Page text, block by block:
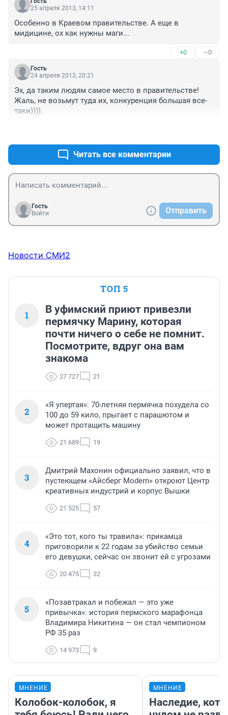
25 апреля 2013, 14:11
Особенно в Краевом правительстве. А еще в
мидицине, ох как нужны маги...
+0 –0
Гость
24 апреля 2013, 20:21
Эх, да таким людям самое место в правительстве!
Жаль, не возьмут туда их, конкуренция большая все-
таки)))).
Читать все комментарии
Гость
Войти
Отправить
Новости СМИ2
ТОП 5
1
В уфимский приют привезли
пермячку Марину, которая
почти ничего о себе не помнит.
Посмотрите, вдруг она вам
знакома
27 727 21
2
«Я упертая»: 70-летняя пермячка похудела со
100 до 59 кило, прыгает с парашютом и
может протащить машину
21 689 19
3
Дмитрий Махонин официально заявил, что в
пустеющем «Айсберг Modern» откроют Центр
креативных индустрий и корпус Вышки
21 525 57
4
«Это тот, кого ты травила»: прикамца
приговорили к 22 годам за убийство семьи
его девушки, сейчас он звонит ей с угрозами
20 475 32
5
«Позавтракал и побежал — это уже
привычка»: история пермского марафонца
Владимира Никитина — он стал чемпионом
РФ 35 раз
14 973 9
МНЕНИЕ
Колобок-колобок, я
МНЕНИЕ
Наследие,